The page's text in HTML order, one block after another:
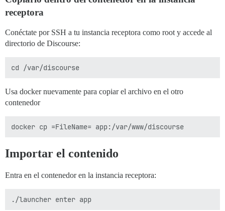
receptora
Conéctate por SSH a tu instancia receptora como root y accede al
directorio de Discourse:
Usa docker nuevamente para copiar el archivo en el otro
contenedor
Importar el contenido
Entra en el contenedor en la instancia receptora: